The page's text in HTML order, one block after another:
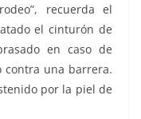
recuerda el
el cinturón de
en caso de
contra una barrera.
por la piel de